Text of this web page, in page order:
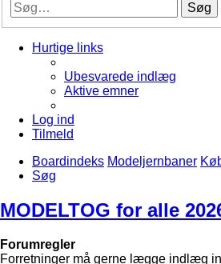
Søg
Hurtige links
Ubesvarede indlæg
Aktive emner
Log ind
Tilmeld
Boardindeks Modeljernbaner
Søg
MODELTOG for alle
Forumregler
Forretninger må gerne lægge indlæg